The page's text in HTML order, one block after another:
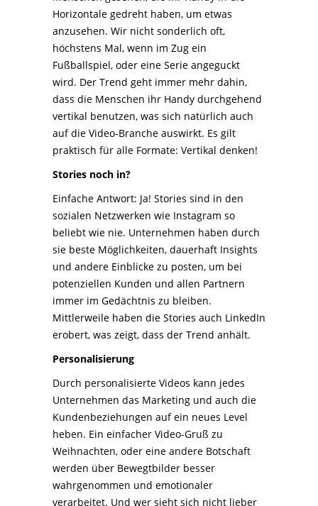
Horizontale gedreht haben, um etwas
anzusehen. Wir nicht sonderlich oft,
höchstens Mal, wenn im Zug ein
Fußballspiel, oder eine Serie angeguckt
wird. Der Trend geht immer mehr dahin,
dass die Menschen ihr Handy durchgehend
vertikal benutzen, was sich natürlich auch
auf die Video-Branche auswirkt. Es gilt
praktisch für alle Formate: Vertikal denken!
Stories noch in?
Einfache Antwort: Ja! Stories sind in den
sozialen Netzwerken wie Instagram so
beliebt wie nie. Unternehmen haben durch
sie beste Möglichkeiten, dauerhaft Insights
und andere Einblicke zu posten, um bei
potenziellen Kunden und allen Partnern
immer im Gedächtnis zu bleiben.
Mittlerweile haben die Stories auch LinkedIn
erobert, was zeigt, dass der Trend anhält.
Personalisierung
Durch personalisierte Videos kann jedes
Unternehmen das Marketing und auch die
Kundenbeziehungen auf ein neues Level
heben. Ein einfacher Video-Gruß zu
Weihnachten, oder eine andere Botschaft
werden über Bewegtbilder besser
wahrgenommen und emotionaler
verarbeitet. Und wer sieht sich nicht lieber